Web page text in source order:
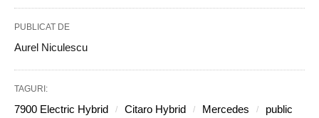
PUBLICAT DE
Aurel Niculescu
TAGURI:
7900 Electric Hybrid Citaro Hybrid Mercedes
public